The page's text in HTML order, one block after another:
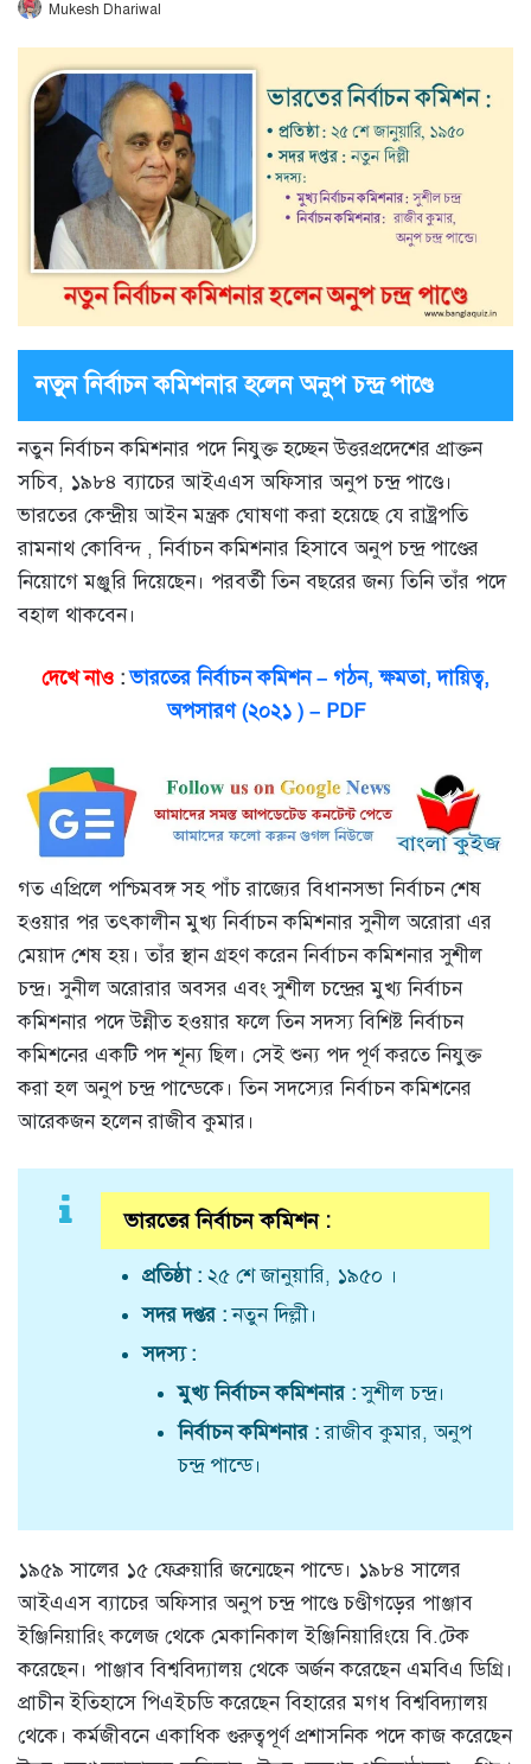
Mukesh Dhariwal
নতুন নির্বাচন কমিশনার হলেন অনুপ চন্দ্র পাণ্ডে
নতুন নির্বাচন কমিশনার পদে নিযুক্ত হচ্ছেন উত্তরপ্রদেশের প্রাক্তন
সচিব, ১৯৮৪ ব্যাচের আইএএস অফিসার অনুপ চন্দ্র পাণ্ডে।
ভারতের কেন্দ্রীয় আইন মন্ত্রক ঘোষণা করা হয়েছে যে রাষ্ট্রপতি
রামনাথ কোবিন্দ , নির্বাচন কমিশনার হিসাবে অনুপ চন্দ্র পাণ্ডের
নিয়োগে মঞ্জুরি দিয়েছেন। পরবর্তী তিন বছরের জন্য তিনি তাঁর পদে
বহাল থাকবেন।
দেখে নাও :ভারতের নির্বাচন কমিশন – গঠন, ক্ষমতা, দায়িত্ব,
অপসারণ (২০২১ ) – PDF
গত এপ্রিলে পশ্চিমবঙ্গ সহ পাঁচ রাজ্যের বিধানসভা নির্বাচন শেষ
হওয়ার পর তৎকালীন মুখ্য নির্বাচন কমিশনার সুনীল অরোরা এর
মেয়াদ শেষ হয়। তাঁর স্থান গ্রহণ করেন নির্বাচন কমিশনার সুশীল
চন্দ্র। সুনীল অরোরার অবসর এবং সুশীল চন্দ্রের মুখ্য নির্বাচন
কমিশনার পদে উন্নীত হওয়ার ফলে তিন সদস্য বিশিষ্ট নির্বাচন
কমিশনের একটি পদ শূন্য ছিল। সেই শুন্য পদ পূর্ণ করতে নিযুক্ত
করা হল অনুপ চন্দ্র পান্ডেকে। তিন সদস্যের নির্বাচন কমিশনের
আরেকজন হলেন রাজীব কুমার।
ভারতের নির্বাচন কমিশন :
প্রতিষ্ঠা : ২৫ শে জানুয়ারি, ১৯৫০ ।
সদর দপ্তর :নতুন দিল্লী।
সদস্য :
মুখ্য নির্বাচন কমিশনার :সুশীল চন্দ্র।
নির্বাচন কমিশনার :রাজীব কুমার, অনুপ
চন্দ্র পান্ডে।
১৯৫৯ সালের ১৫ ফেব্রুয়ারি জন্মেছেন পান্ডে। ১৯৮৪ সালের
আইএএস ব্যাচের অফিসার অনুপ চন্দ্র পাণ্ডে চণ্ডীগড়ের পাঞ্জাব
ইঞ্জিনিয়ারিং কলেজ থেকে মেকানিকাল ইঞ্জিনিয়ারিংয়ে বি.টেক
করেছেন। পাঞ্জাব বিশ্ববিদ্যালয় থেকে অর্জন করেছেন এমবিএ ডিগ্রি।
প্রাচীন ইতিহাসে পিএইচডি করেছেন বিহারের মগধ বিশ্ববিদ্যালয়
থেকে। কর্মজীবনে একাধিক গুরুত্বপূর্ণ প্রশাসনিক পদে কাজ করেছেন